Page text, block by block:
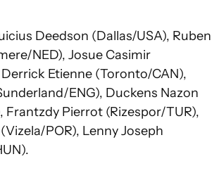
Deedson (Dallas/USA), Ruben
NED), Josue Casimir
Etienne (Toronto/CAN),
ENG), Duckens Nazon
Frantzdy Pierrot (Rizespor/TUR),
POR), Lenny Joseph